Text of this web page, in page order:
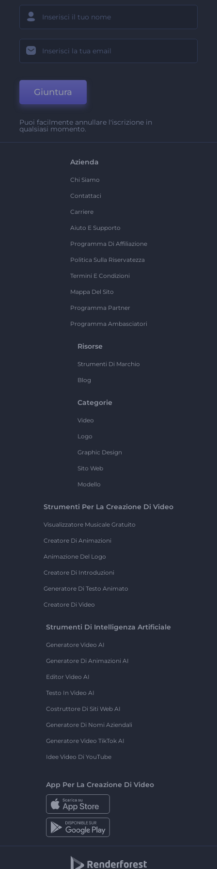
Giuntura
Puoi facilmente annullare l'iscrizione in
qualsiasi momento.
Azienda
Chi Siamo
Contattaci
Carriere
Aiuto E Supporto
Programma Di Affiliazione
Politica Sulla Riservatezza
Termini E Condizioni
Mappa Del Sito
Programma Partner
Programma Ambasciatori
Risorse
Strumenti Di Marchio
Blog
Categorie
Video
Logo
Graphic Design
Sito Web
Modello
Strumenti Per La Creazione Di Video
Visualizzatore Musicale Gratuito
Creatore Di Animazioni
Animazione Del Logo
Creatore Di Introduzioni
Generatore Di Testo Animato
Creatore Di Video
Strumenti Di Intelligenza Artificiale
Generatore Video AI
Generatore Di Animazioni AI
Editor Video AI
Testo In Video AI
Costruttore Di Siti Web AI
Generatore Di Nomi Aziendali
Generatore Video TikTok AI
Idee Video Di YouTube
App Per La Creazione Di Video